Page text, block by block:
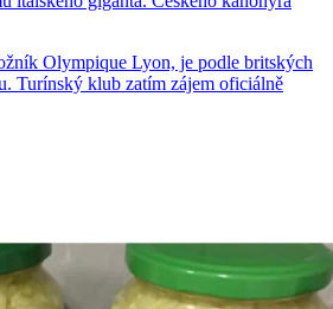
Olympique Lyon, je podle britských
Turínský klub zatím zájem oficiálně